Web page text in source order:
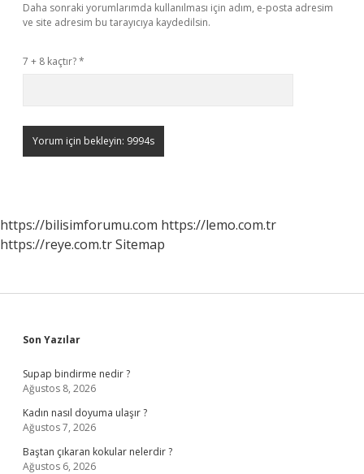
Daha sonraki yorumlarımda kullanılması için adım, e-posta adresim
ve site adresim bu tarayıcıya kaydedilsin.
7 + 8 kaçtır?*
https://bilisimforumu.com https://lemo.com.tr
https://reye.com.trSitemap
Sidebar
Son Yazılar
Supap bindirme nedir ?
Ağustos 8, 2026
Kadın nasıl doyuma ulaşır ?
Ağustos 7, 2026
Baştan çıkaran kokular nelerdir ?
Ağustos 6, 2026